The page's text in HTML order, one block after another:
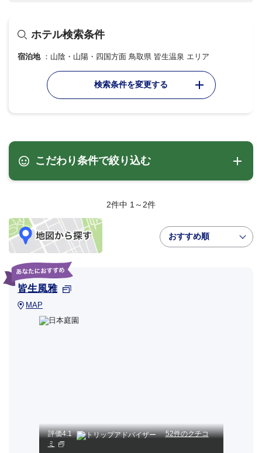
ホテル検索条件
宿泊地 山陰・山陽・四国方面 鳥取県 皆生温泉 エリア
検索条件を変更する
こだわり条件で絞り込む
2件中 1～2件
おすすめ順
皆生風雅
MAP
評価4.1
52件のクチコ
ミ